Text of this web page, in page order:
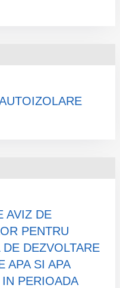
AVIZ DE
PENTRU
DEZVOLTARE
APA SI APA
PERIOADA